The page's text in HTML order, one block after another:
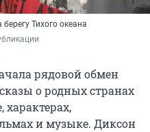
Тихого океана
рядовой обмен
о родных странах
характерах,
и музыке. Диксон